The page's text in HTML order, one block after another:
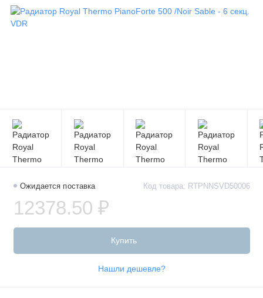
Ожидается поставка Код товара: RTPNNSVD50006
12378.50 ₽
Купить
Нашли дешевле?